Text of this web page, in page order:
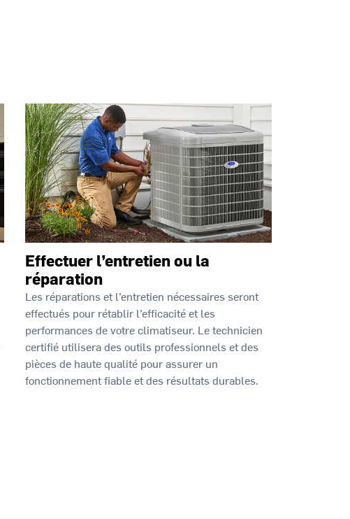
Effectuer l’entretien ou la
réparation
Les réparations et l’entretien nécessaires seront
effectués pour rétablir l’efficacité et les
performances de votre climatiseur. Le technicien
certifié utilisera des outils professionnels et des
pièces de haute qualité pour assurer un
fonctionnement fiable et des résultats durables.